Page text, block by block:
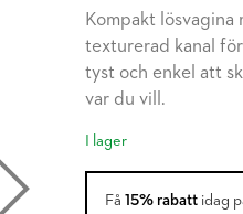
Kompakt
texturerad kanal
tyst och enkel att
var du vill.
I lager
Få 15% rabatt idag